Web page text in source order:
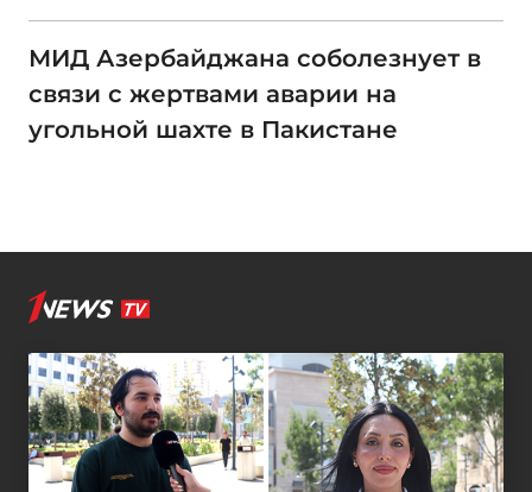
МИД Азербайджана соболезнует в
связи с жертвами аварии на
угольной шахте в Пакистане